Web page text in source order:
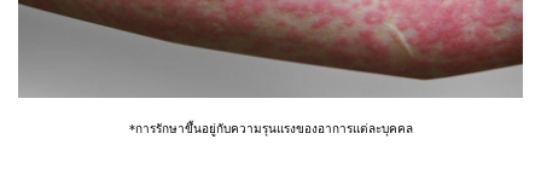
*การรักษาขึ้นอยู่กับความรุนแรงของอาการแต่ละบุคคล